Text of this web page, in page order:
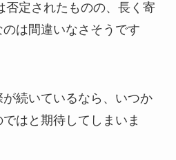
否定されたものの、長く寄
は間違いなさそうです
続いているなら、いつか
はと期待してしまいま